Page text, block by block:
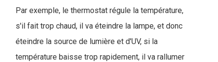
Par exemple, le thermostat régule la température,
s'il fait trop chaud, il va éteindre la lampe, et donc
éteindre la source de lumière et d'UV, si la
température baisse trop rapidement, il va rallumer